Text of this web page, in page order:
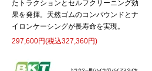
たトラクションとセルフクリーニング効
果を発揮。天然ゴムのコンパウンドとナ
イロンケーシングが長寿命を実現。
297,600円(税込327,360円)